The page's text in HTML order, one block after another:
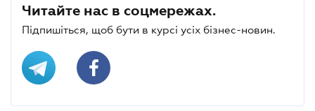
Читайте нас в соцмережах.
Підпишіться, щоб бути в курсі усіх бізнес-новин.